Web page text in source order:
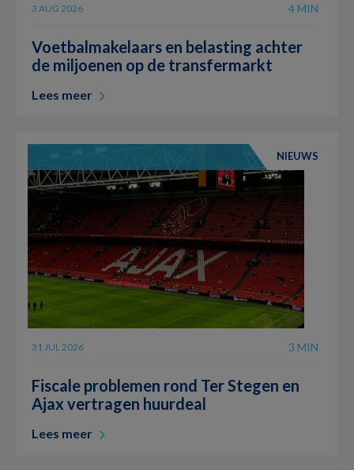
3 AUG 2026 4 MIN
Voetbalmakelaars en belasting achter
de miljoenen op de transfermarkt
Lees meer
NIEUWS
31 JUL 2026 3 MIN
Fiscale problemen rond Ter Stegen en
Ajax vertragen huurdeal
Lees meer